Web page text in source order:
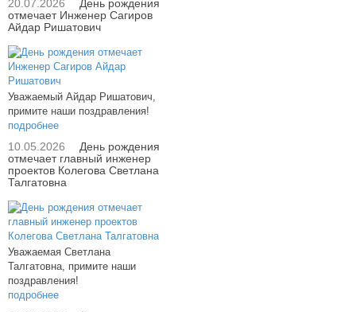
20.07.2026
День рождения
отмечает Инженер Сагиров
Айдар Ришатович
Уважаемый Айдар Ришатович,
примите наши поздравления!
подробнее
10.05.2026
День рождения
отмечает главный инженер
проектов Колегова Светлана
Талгатовна
Уважаемая Светлана
Талгатовна, примите наши
поздравления!
подробнее